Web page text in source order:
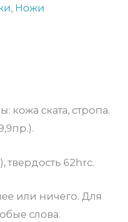
, Ножи
кожа ската, стропа.
твердость 62hrc.
или ничего. Для
слова.